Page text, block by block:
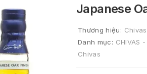
Japanese
Thương hiệu: Chivas
Danh mục: CHIVAS
Chivas